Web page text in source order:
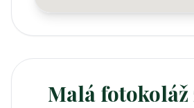
Malá fotokoláž